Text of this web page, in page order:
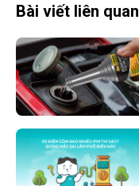
Bài viết liên quan